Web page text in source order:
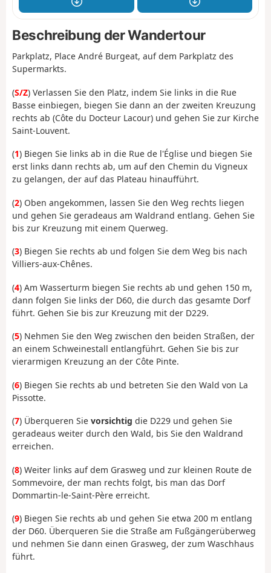
Beschreibung der Wandertour
Parkplatz, Place André Burgeat, auf dem Parkplatz des
Supermarkts.
(S/Z) Verlassen Sie den Platz, indem Sie links in die Rue
Basse einbiegen, biegen Sie dann an der zweiten Kreuzung
rechts ab (Côte du Docteur Lacour) und gehen Sie zur Kirche
Saint-Louvent.
(1) Biegen Sie links ab in die Rue de l'Église und biegen Sie
erst links dann rechts ab, um auf den Chemin du Vigneux
zu gelangen, der auf das Plateau hinaufführt.
(2) Oben angekommen, lassen Sie den Weg rechts liegen
und gehen Sie geradeaus am Waldrand entlang. Gehen Sie
bis zur Kreuzung mit einem Querweg.
(3) Biegen Sie rechts ab und folgen Sie dem Weg bis nach
Villiers-aux-Chênes.
(4) Am Wasserturm biegen Sie rechts ab und gehen 150 m,
dann folgen Sie links der D60, die durch das gesamte Dorf
führt. Gehen Sie bis zur Kreuzung mit der D229.
(5) Nehmen Sie den Weg zwischen den beiden Straßen, der
an einem Schweinestall entlangführt. Gehen Sie bis zur
vierarmigen Kreuzung an der Côte Pinte.
(6) Biegen Sie rechts ab und betreten Sie den Wald von La
Pissotte.
(7) Überqueren Sie vorsichtig die D229 und gehen Sie
geradeaus weiter durch den Wald, bis Sie den Waldrand
erreichen.
(8) Weiter links auf dem Grasweg und zur kleinen Route de
Sommevoire, der man rechts folgt, bis man das Dorf
Dommartin-le-Saint-Père erreicht.
(9) Biegen Sie rechts ab und gehen Sie etwa 200 m entlang
der D60. Überqueren Sie die Straße am Fußgängerüberweg
und nehmen Sie dann einen Grasweg, der zum Waschhaus
führt.